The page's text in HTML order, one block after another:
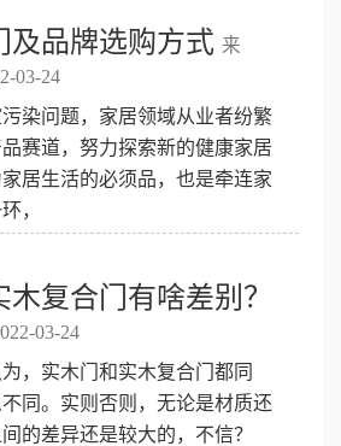
及品牌选购方式 来
03-24
染问题，家居领域从业者纷繁
赛道，努力探索新的健康家居
居生活的必须品，也是牵连家
，
复合门有啥差别？
03-24
，实木门和实木复合门都同
同。实则否则，无论是材质还
的差异还是较大的，不信？